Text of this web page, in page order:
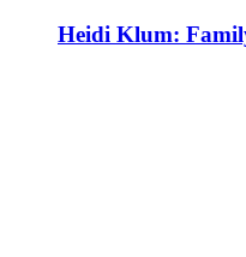
Heidi Klum: